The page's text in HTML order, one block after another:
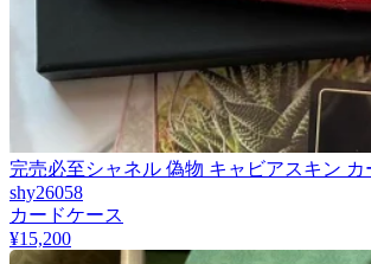
完売必至シャネル 偽物 キャビアスキン
shy26058
カードケース
¥15,200